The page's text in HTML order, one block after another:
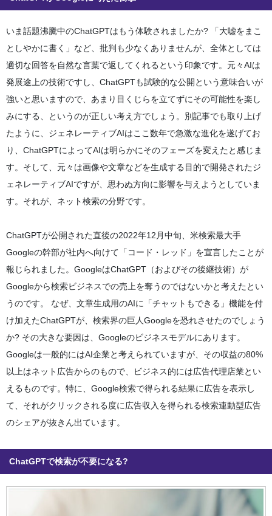
いま話題沸騰中のChatGPTはもう体験されましたか? 「大嘘をまこ
としやかに書く」など、批判も少なくありませんが、全体としては
適切な回答を自然な言葉で返してくれるという印象です。元々AIは
発展途上の技術ですし、ChatGPTも試験的な公開という意味合いが
強いと思いますので、あまり目くじらを立てずにその可能性を楽し
みにする、というのが正しい考え方でしょう。別記事でも取り上げ
たように、ジェネレーティブAIはここ数年で急激な進化を遂げてお
り、ChatGPTによってAIは明らかにそのフェーズを変えたと感じま
す。そして、元々は画像や文章などを生成する目的で開発されたジ
ェネレーティブAIですが、思わぬ方向に影響を与えようとしていま
す。それが、ネット検索の分野です。
ChatGPTが公開された直後の2022年12月中旬、米検索最大手
Googleの幹部が社内へ向けて「コード・レッド」を宣言したことが
報じられました。GoogleはChatGPT（およびその後継技術）が
Googleから検索ビジネスでの売上を奪うのではないかと考えたとい
うのです。 なぜ、文章生成用のAIに「チャットもできる」機能を付
け加えたChatGPTが、検索界の巨人Googleを恐れさせたのでしょう
か? その大きな要因は、Googleのビジネスモデルにあります。
Googleは一般的にはAI企業と考えられていますが、その収益の80%
以上はネット広告からのもので、ビジネス的には広告代理店業とい
えるものです。特に、Google検索で得られる結果に広告を表示し
て、それがクリックされる度に広告収入を得られる検索連動型広告
のシェアが抜きん出ています。
ChatGPTで検索が不要になる?